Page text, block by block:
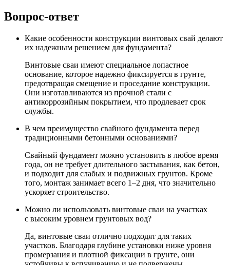
Вопрос-ответ
Какие особенности конструкции винтовых свай делают
их надежным решением для фундамента?
Винтовые сваи имеют специальное лопастное
основание, которое надежно фиксируется в грунте,
предотвращая смещение и проседание конструкции.
Они изготавливаются из прочной стали с
антикоррозийным покрытием, что продлевает срок
службы.
В чем преимущество свайного фундамента перед
традиционными бетонными основаниями?
Свайный фундамент можно установить в любое время
года, он не требует длительного застывания, как бетон,
и подходит для слабых и подвижных грунтов. Кроме
того, монтаж занимает всего 1–2 дня, что значительно
ускоряет строительство.
Можно ли использовать винтовые сваи на участках
с высоким уровнем грунтовых вод?
Да, винтовые сваи отлично подходят для таких
участков. Благодаря глубине установки ниже уровня
промерзания и плотной фиксации в грунте, они